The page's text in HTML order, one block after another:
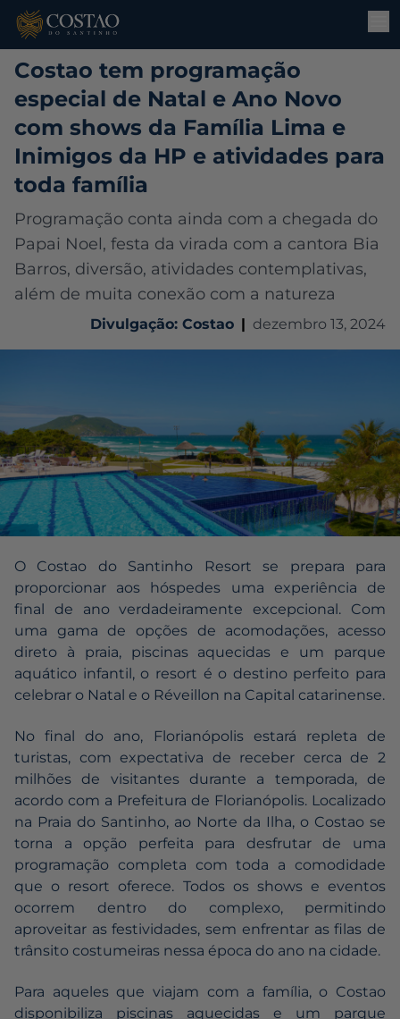
Costao tem programação
especial de Natal e Ano Novo
com shows da Família Lima e
Inimigos da HP e atividades para
toda família
Programação conta ainda com a chegada do
Papai Noel, festa da virada com a cantora Bia
Barros, diversão, atividades contemplativas,
além de muita conexão com a natureza
Divulgação: Costao | dezembro 13, 2024
O Costao do Santinho Resort se prepara para
proporcionar aos hóspedes uma experiência de
final de ano verdadeiramente excepcional. Com
uma gama de opções de acomodações, acesso
direto à praia, piscinas aquecidas e um parque
aquático infantil, o resort é o destino perfeito para
celebrar o Natal e o Réveillon na Capital catarinense.
No final do ano, Florianópolis estará repleta de
turistas, com expectativa de receber cerca de 2
milhões de visitantes durante a temporada, de
acordo com a Prefeitura de Florianópolis. Localizado
na Praia do Santinho, ao Norte da Ilha, o Costao se
torna a opção perfeita para desfrutar de uma
programação completa com toda a comodidade
que o resort oferece. Todos os shows e eventos
ocorrem dentro do complexo, permitindo
aproveitar as festividades, sem enfrentar as filas de
trânsito costumeiras nessa época do ano na cidade.
Para aqueles que viajam com a família, o Costao
disponibiliza piscinas aquecidas e um parque